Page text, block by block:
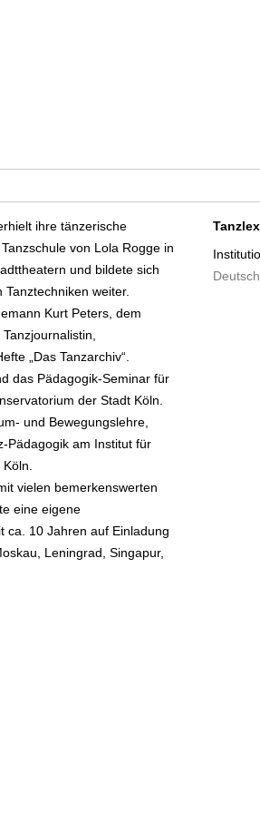
ihre tänzerische
von Lola Rogge in
und bildete sich
weiter.
Kurt Peters, dem
Tanzjournalistin,
„Das Tanzarchiv“.
das Pädagogik-Seminar für
der Stadt Köln.
und Bewegungslehre,
Pädagogik am Institut für
vielen bemerkenswerten
eine eigene
ca. 10 Jahren auf Einladung
Leningrad, Singapur,